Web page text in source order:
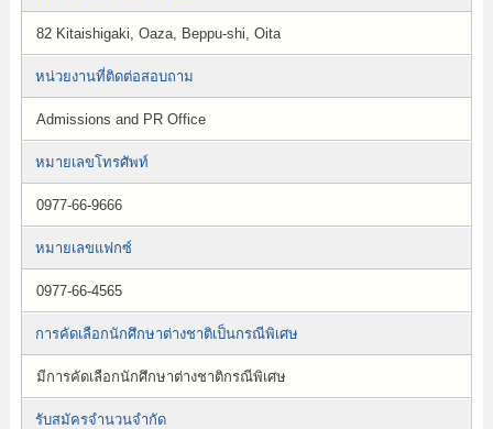
82 Kitaishigaki, Oaza, Beppu-shi, Oita
หน่วยงานที่ติดต่อสอบถาม
Admissions and PR Office
หมายเลขโทรศัพท์
0977-66-9666
หมายเลขแฟกซ์
0977-66-4565
การคัดเลือกนักศึกษาต่างชาติเป็นกรณีพิเศษ
มีการคัดเลือกนักศึกษาต่างชาติกรณีพิเศษ
รับสมัครจำนวนจำกัด